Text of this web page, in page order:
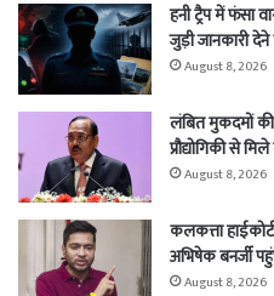
हनी ट्रैप में फंसा
जुड़ी जानकारी
August 8, 2026
लंबित मुकदमों
प्रौद्योगिकी से
August 8, 2026
कलकत्ता
अभिषेक बनर्जी
August 8, 2026